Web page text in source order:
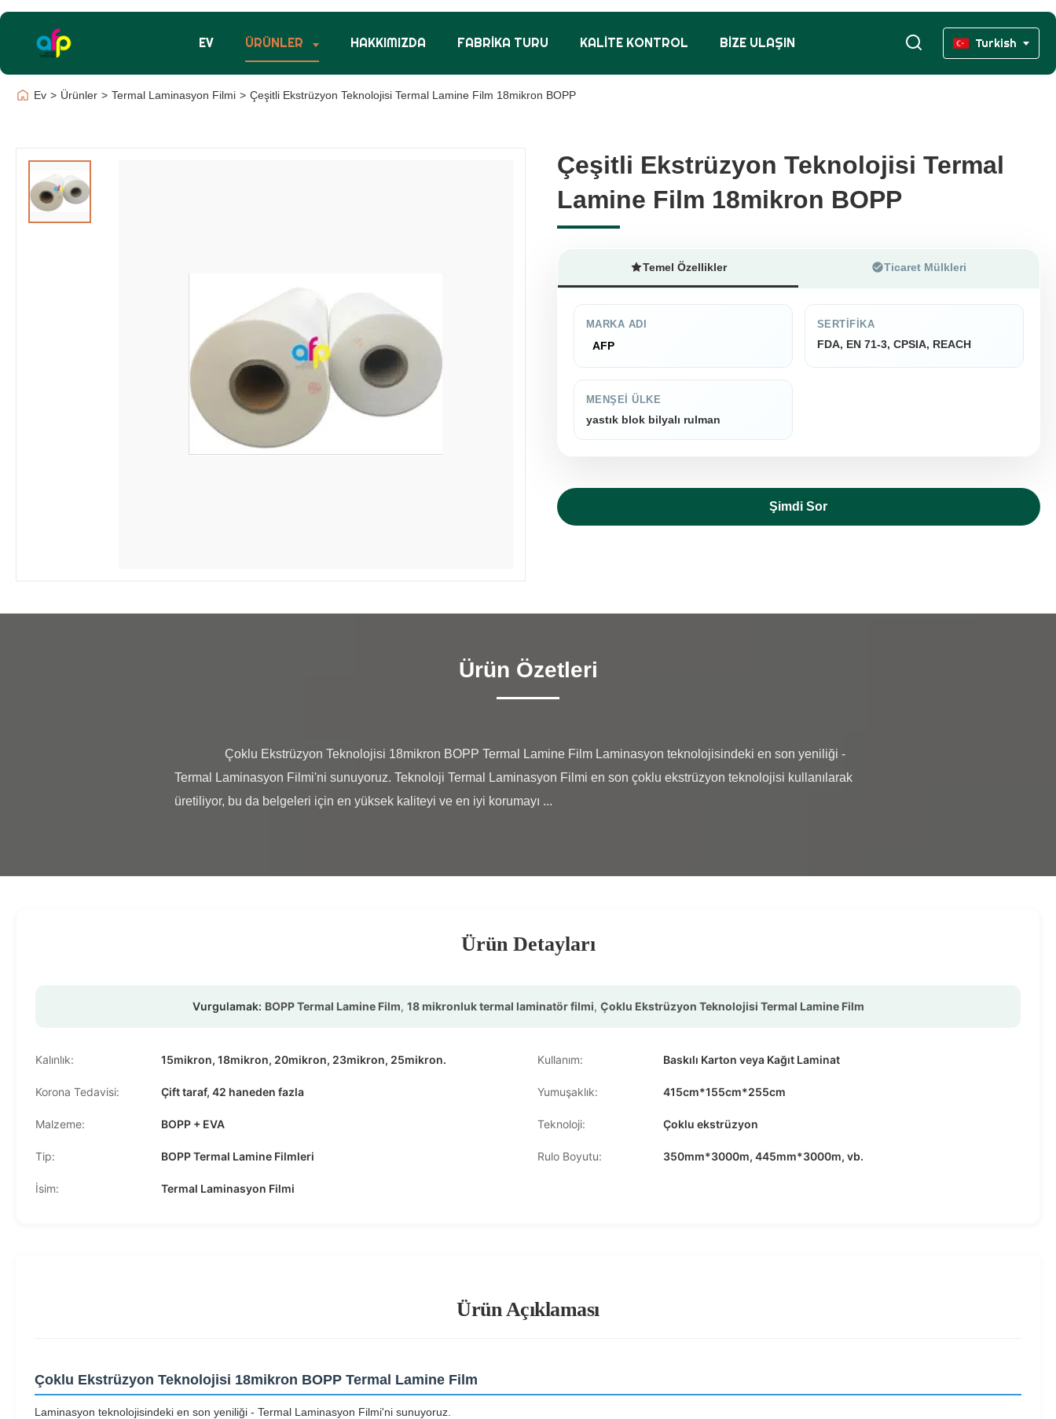
EV ÜRÜNLER HAKKIMIZDA FABRIKA TURU KALITE KONTROL BIZE ULAŞIN Turkish
Ev > Ürünler > Termal Laminasyon Filmi > Çeşitli Ekstrüzyon Teknolojisi Termal Lamine Film 18mikron BOPP
Çeşitli Ekstrüzyon Teknolojisi Termal
Lamine Film 18mikron BOPP
Çeşitli Ekstrüzyon Teknolojisi Termal
Lamine Film 18mikron BOPP
Temel Özellikler Ticaret Mülkleri
MARKA ADI
AFP
SERTIFIKA
FDA, EN 71-3, CPSIA, REACH
MENŞEI ÜLKE
yastık blok bilyalı rulman
Şimdi Sor
Ürün Özetleri
Termal Laminasyon Filmi'ni sunuyoruz. Teknoloji Termal Laminasyon Filmi en son çoklu ekstrüzyon teknolojisi kullanılarak
üretiliyor, bu da belgeleri için en yüksek kaliteyi ve en iyi korumayı ...
Ürün Detayları
Vurgulamak: BOPP Termal Lamine Film, 18 mikronluk termal laminatör filmi, Çoklu Ekstrüzyon Teknolojisi Termal Lamine Film
Kalınlık: 15mikron, 18mikron, 20mikron, 23mikron, 25mikron. Kullanım: Baskılı Karton veya Kağıt Laminat
Korona Tedavisi: Çift taraf, 42 haneden fazla Yumuşaklık: 415cm*155cm*255cm
Malzeme: BOPP + EVA Teknoloji: Çoklu ekstrüzyon
Tip: BOPP Termal Lamine Filmleri Rulo Boyutu: 350mm*3000m, 445mm*3000m, vb.
İsim: Termal Laminasyon Filmi
Ürün Açıklaması
Çoklu Ekstrüzyon Teknolojisi 18mikron BOPP Termal Lamine Film
Laminasyon teknolojisindeki en son yeniliği - Termal Laminasyon Filmi'ni sunuyoruz.